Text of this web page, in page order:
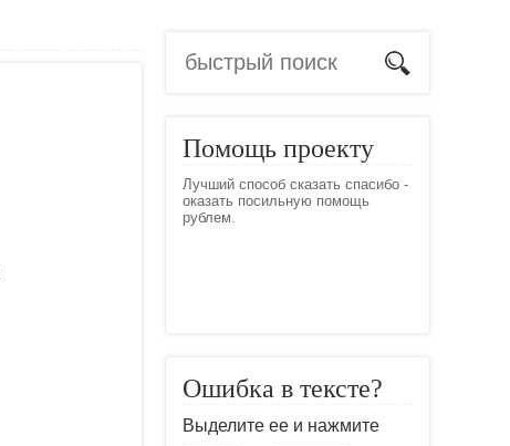
Помощь проекту
Лучший способ сказать спасибо -
оказать посильную помощь
рублем.
Ошибка в тексте?
Выделите ее и нажмите